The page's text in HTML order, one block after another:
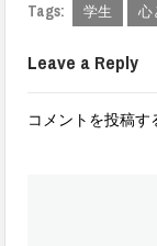
Tags: 学生 心
Leave a Reply
コメントを投稿す